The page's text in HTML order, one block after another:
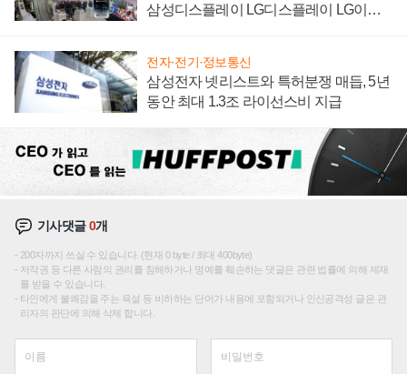
삼성디스플레이 LG디스플레이 LG이노
전자·전기·정보통신
삼성전자 넷리스트와 특허분쟁 매듭, 5년
동안 최대 1.3조 라이선스비 지급
기사댓글0개
200자까지 쓰실 수 있습니다. (현재 0 byte / 최대 400byte)
저작권 등 다른 사람의 권리를 침해하거나 명예를 훼손하는 댓글은 관련 법률에 의해 제재
를 받을 수 있습니다.
타인에게 불쾌감을 주는 욕설 등 비하하는 단어가 내용에 포함되거나 인신공격성 글은 관
리자의 판단에 의해 삭제 합니다.